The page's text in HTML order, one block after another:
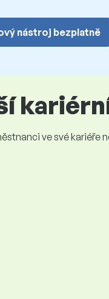
nástroj bezplatně
ve své kariéře